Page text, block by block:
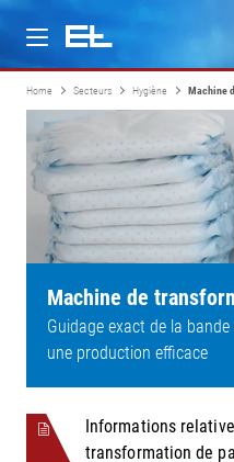
Produits
Secteurs
Service
Formation
Home Secteurs Hygiène Machine
Machine de
Guidage exact de la
une production efficace
Informations
transformation de